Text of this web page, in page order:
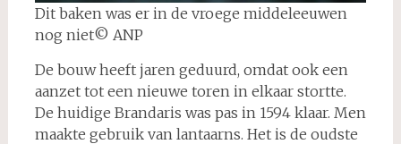
Dit baken was er in de vroege middeleeuwen
nog niet© ANP
De bouw heeft jaren geduurd, omdat ook een
aanzet tot een nieuwe toren in elkaar stortte.
De huidige Brandaris was pas in 1594 klaar. Men
maakte gebruik van lantaarns. Het is de oudste